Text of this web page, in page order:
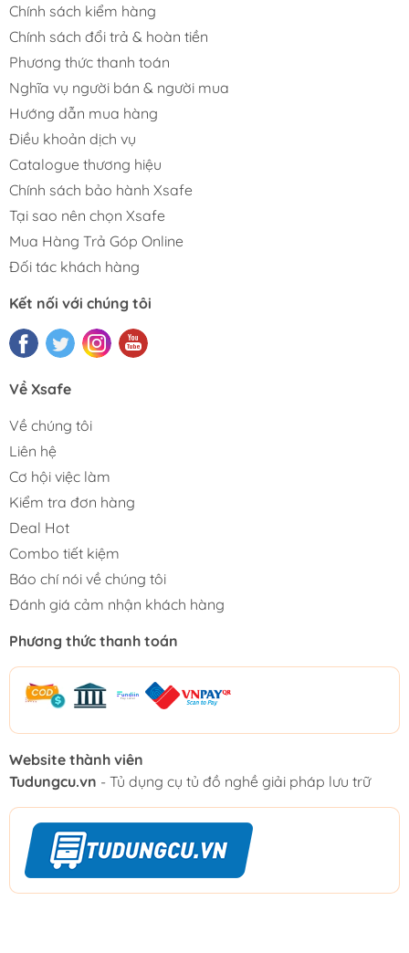
Chính sách kiểm hàng
Chính sách đổi trả & hoàn tiền
Phương thức thanh toán
Nghĩa vụ người bán & người mua
Hướng dẫn mua hàng
Điều khoản dịch vụ
Catalogue thương hiệu
Chính sách bảo hành Xsafe
Tại sao nên chọn Xsafe
Mua Hàng Trả Góp Online
Đối tác khách hàng
Kết nối với chúng tôi
Về Xsafe
Về chúng tôi
Liên hệ
Cơ hội việc làm
Kiểm tra đơn hàng
Deal Hot
Combo tiết kiệm
Báo chí nói về chúng tôi
Đánh giá cảm nhận khách hàng
Phương thức thanh toán
Website thành viên
Tudungcu.vn - Tủ dụng cụ tủ đồ nghề giải pháp lưu trữ